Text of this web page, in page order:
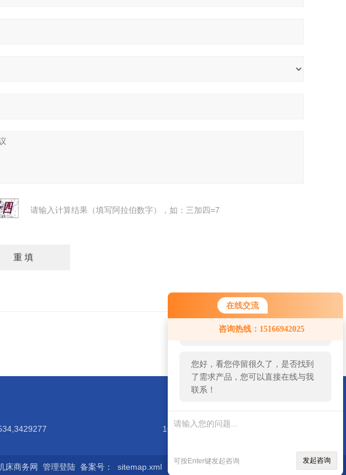
在线交流
咨询热线：15166942025
您好！欢迎前来咨询，很高兴为您
服务，请问您要咨询什么问题呢？
您好，看您停留很久了，是否找到
了需求产品，您可以直接在线与我
联系！
可按Enter键发起咨询 发起咨询
请输入计算结果（填写阿拉伯数字），如：三加四=7
1688@hengtonght.com
床商务网 管理登陆 备案号： sitemap.xml